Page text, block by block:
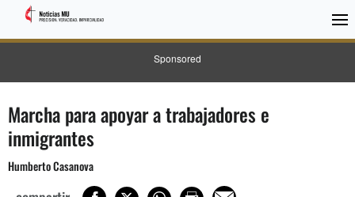
Sponsored
Marcha para apoyar a trabajadores e
inmigrantes
Humberto Casanova